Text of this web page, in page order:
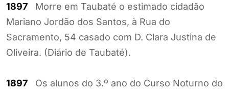
1897 Morre em Taubaté o estimado cidadão
Mariano Jordão dos Santos, à Rua do
Sacramento, 54 casado com D. Clara Justina de
Oliveira. (Diário de Taubaté).
1897 Os alunos do 3.º ano do Curso Noturno do